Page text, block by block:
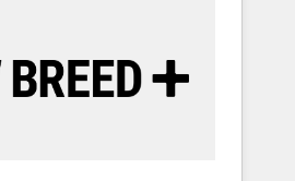
development team. -
trainers to drive